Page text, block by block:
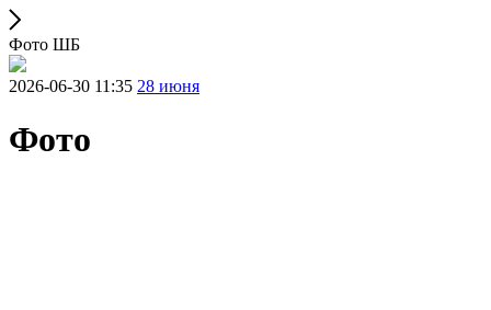
Фото ШБ
2026-06-30 11:35 28 июня
Фото